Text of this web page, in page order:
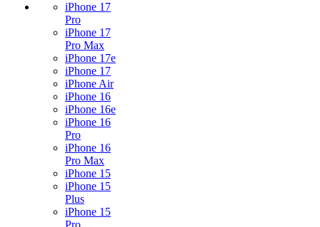
iPhone 17
Pro
iPhone 17
Pro Max
iPhone 17e
iPhone 17
iPhone Air
iPhone 16
iPhone 16e
iPhone 16
Pro
iPhone 16
Pro Max
iPhone 15
iPhone 15
Plus
iPhone 15
Pro